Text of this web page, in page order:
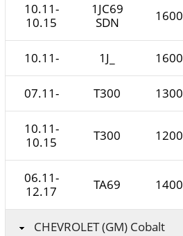
10.11-
10.15
1JC69
SDN
1600
10.11- 1J_ 1600
07.11- T300 1300
10.11-
10.15
T300 1200
06.11-
12.17
TA69 1400
CHEVROLET (GM) Cobalt